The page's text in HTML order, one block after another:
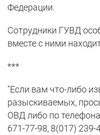
Федерации.
Сотрудники ГУВД
вместе с ними
***
"Если вам что-либо
разыскиваемых,
ОВД либо по
671-77-98, 8(017) 239-